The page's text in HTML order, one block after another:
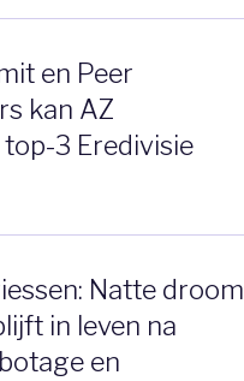
en Peer
kan AZ
3 Eredivisie
Natte droom
in leven na
en